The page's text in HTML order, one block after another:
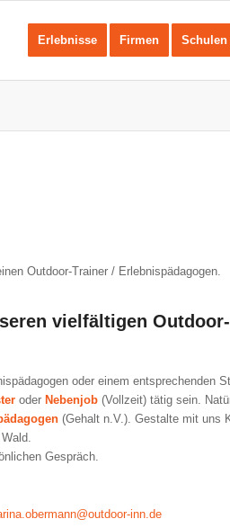
Erlebnisse Firmen Schulen
Outdoor-Trainer / Erlebnispädagogen.
vielfältigen Outdoor-
oder einem entsprechenden
oder Nebenjob (Vollzeit) tätig sein.
(Gehalt n.V.). Gestalte mit uns
Gespräch.
inn.de